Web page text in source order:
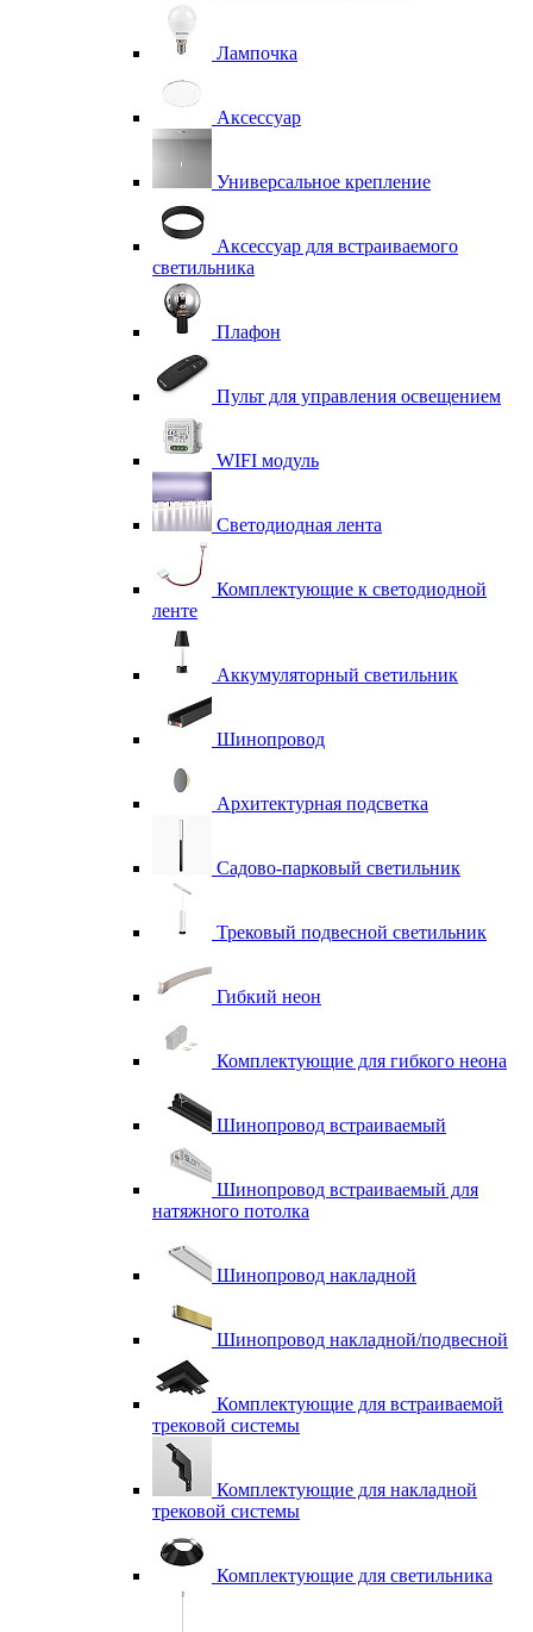
Лампочка
Аксессуар
Универсальное крепление
Аксессуар для встраиваемого
светильника
Плафон
Пульт для управления освещением
WIFI модуль
Светодиодная лента
Комплектующие к светодиодной
ленте
Аккумуляторный светильник
Шинопровод
Архитектурная подсветка
Садово-парковый светильник
Трековый подвесной светильник
Гибкий неон
Комплектующие для гибкого неона
Шинопровод встраиваемый
Шинопровод встраиваемый для
натяжного потолка
Шинопровод накладной
Шинопровод накладной/подвесной
Комплектующие для встраиваемой
трековой системы
Комплектующие для накладной
трековой системы
Комплектующие для светильника